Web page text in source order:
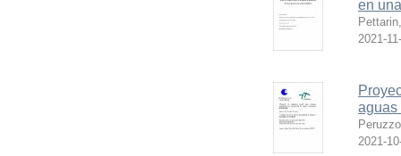
en
2021-
aguas
2021-